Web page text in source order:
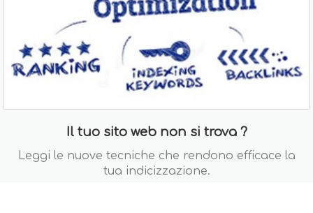
Il tuo sito web non si trova ?
Leggi le nuove tecniche che rendono efficace la
tua indicizzazione.